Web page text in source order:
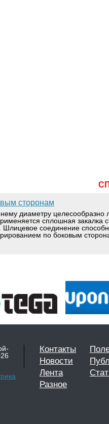
сторонам
диаметру целесообразно
сплошная закалка
Шлицевое соединение
по боковым
Контакты
Новости
Лента
Разное